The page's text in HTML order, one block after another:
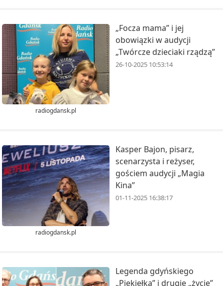
radiogdansk.pl
„Focza mama” i jej
obowiązki w audycji
„Twórcze dzieciaki rządzą”
26-10-2025 10:53:14
radiogdansk.pl
Kasper Bajon, pisarz,
scenarzysta i reżyser,
gościem audycji „Magia
Kina”
01-11-2025 16:38:17
Legenda gdyńskiego
„Piekiełka” i drugie „życie”